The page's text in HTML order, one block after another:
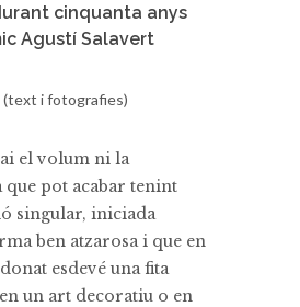
cinquanta anys
Agustí Salavert
(text i fotografies)
el volum ni la
pot acabar tenint
singular, iniciada
ben atzarosa i que en
esdevé una fita
un art decoratiu o en